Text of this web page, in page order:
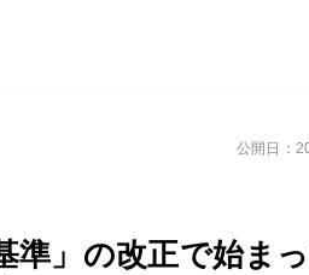
準」の改正で始ま
公開日：